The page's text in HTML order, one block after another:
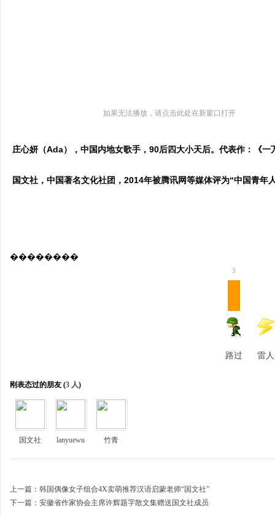
如果无法播放，请点击此处在新窗口打开
庄心妍（Ada），中国内地女歌手，90后四大小天后。代表作：《一
国文社，中国著名文化社团，2014年被腾讯网等媒体评为“中国青
��������
3
路过 雷人
刚表态过的朋友 (3 人)
国文社 lanyuewu 竹青
上一篇： 韩国偶像女子组合4X卖萌推荐汉语启蒙老师“国文社”
下一篇： 安徽省作家协会主席许辉题字散文集赠送国文社成员